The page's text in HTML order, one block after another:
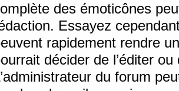
des émoticônes
Essayez
rapidement rendre
décider de l’éditer
du forum